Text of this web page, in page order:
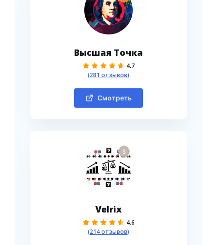
Высшая Точка
4.7
(281 отзывов)
Смотреть
3
Velrix
4.6
(214 отзывов)